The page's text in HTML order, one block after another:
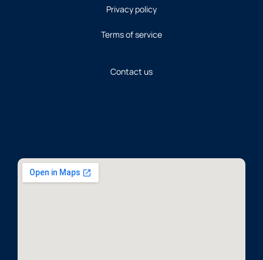
Privacy policy
Terms of service
Contact us